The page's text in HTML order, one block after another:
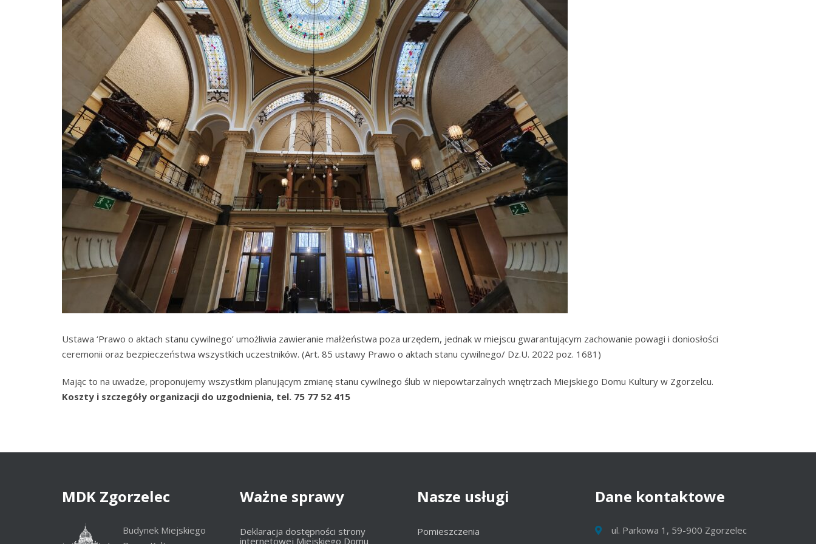
Ustawa ‘Prawo o aktach stanu cywilnego’ umożliwia zawieranie małżeństwa poza urzędem, jednak w miejscu gwarantującym zachowanie powagi i doniosłości
ceremonii oraz bezpieczeństwa wszystkich uczestników. (Art. 85 ustawy Prawo o aktach stanu cywilnego/ Dz.U. 2022 poz. 1681)
Mając to na uwadze, proponujemy wszystkim planującym zmianę stanu cywilnego ślub w niepowtarzalnych wnętrzach Miejskiego Domu Kultury w Zgorzelcu.
Koszty i szczegóły organizacji do uzgodnienia, tel. 75 77 52 415
MDK Zgorzelec
Budynek Miejskiego
Ważne sprawy
Deklaracja dostępności strony
internetowej Miejskiego Domu
Nasze usługi
Pomieszczenia
Dane kontaktowe
ul. Parkowa 1, 59-900 Zgorzelec